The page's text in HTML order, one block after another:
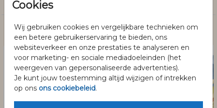
Cookies
Wij gebruiken cookies en vergelijkbare technieken om
een betere gebruikerservaring te bieden, ons
websiteverkeer en onze prestaties te analyseren en
voor marketing- en sociale mediadoeleinden (het
weergeven van gepersonaliseerde advertenties).
Je kunt jouw toestemming altijd wijzigen of intrekken
op ons ons cookiebeleid.
Dit vind je misschien ook leuk